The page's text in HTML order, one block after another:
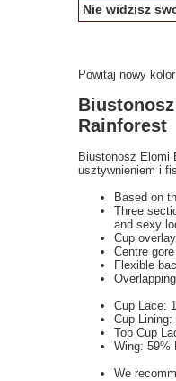
Nie widzisz
Powitaj nowy
Biustonosz
Rainforest
Biustonosz Elomi
usztywnieniem i
Based on
Three
and sexy
Cup
Centre
Flexible
Cup Lace:
Cup
Top Cup
Wing: 59%
We